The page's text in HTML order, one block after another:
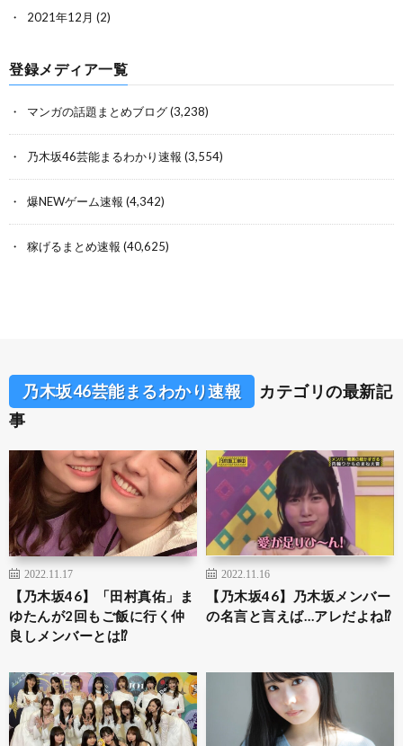
2021年12月 (2)
登録メディア一覧
マンガの話題まとめブログ(3,238)
乃木坂46芸能まるわかり速報 (3,554)
爆NEWゲーム速報 (4,342)
稼げるまとめ速報 (40,625)
乃木坂46芸能まるわかり速報
カテゴリの最新記
事
2022.11.17
【乃木坂46】「田村真佑」ま
ゆたんが2回もご飯に行く仲
良しメンバーとは⁉︎
2022.11.16
【乃木坂46】乃木坂メンバー
の名言と言えば…アレだよね⁉︎